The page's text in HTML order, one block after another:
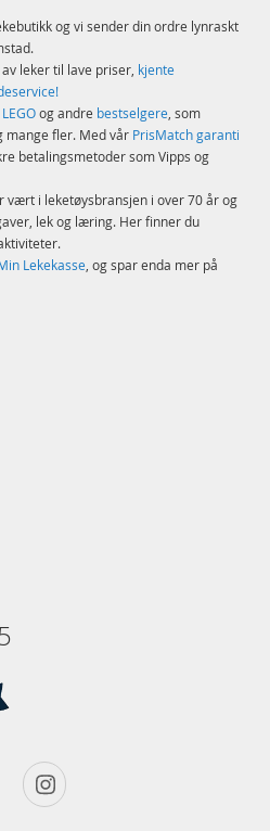
og vi sender din ordre lynraskt
leker til lave priser, kjente
og andre bestselgere, som
mange fler. Med vår PrisMatch garanti
betalingsmetoder som Vipps og
vært i leketøysbransjen i over 70 år og
lek og læring. Her finner du
Lekekasse, og spar enda mer på